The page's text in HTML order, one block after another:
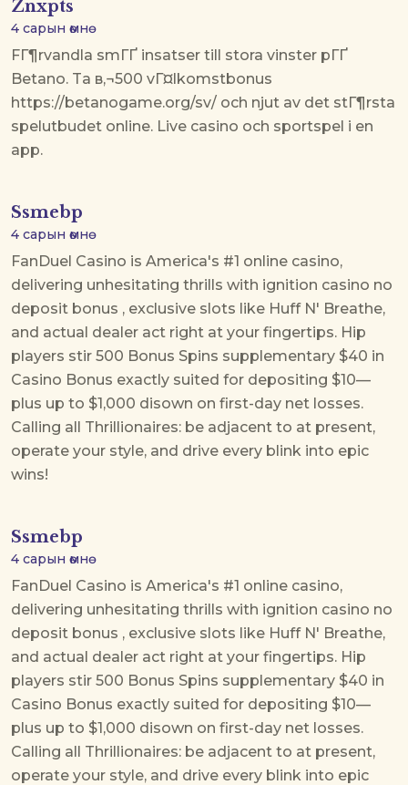
Znxpts
4 сарын өмнө
FГ¶rvandla smГҐ insatser till stora vinster pГҐ
Betano. Ta в‚¬500 vГ¤lkomstbonus
https://betanogame.org/sv/ och njut av det stГ¶rsta
spelutbudet online. Live casino och sportspel i en
app.
Ssmebp
4 сарын өмнө
FanDuel Casino is America's #1 online casino,
delivering unhesitating thrills with ignition casino no
deposit bonus , exclusive slots like Huff N' Breathe,
and actual dealer act right at your fingertips. Hip
players stir 500 Bonus Spins supplementary $40 in
Casino Bonus exactly suited for depositing $10—
plus up to $1,000 disown on first-day net losses.
Calling all Thrillionaires: be adjacent to at present,
operate your style, and drive every blink into epic
wins!
Ssmebp
4 сарын өмнө
FanDuel Casino is America's #1 online casino,
delivering unhesitating thrills with ignition casino no
deposit bonus , exclusive slots like Huff N' Breathe,
and actual dealer act right at your fingertips. Hip
players stir 500 Bonus Spins supplementary $40 in
Casino Bonus exactly suited for depositing $10—
plus up to $1,000 disown on first-day net losses.
Calling all Thrillionaires: be adjacent to at present,
operate your style, and drive every blink into epic